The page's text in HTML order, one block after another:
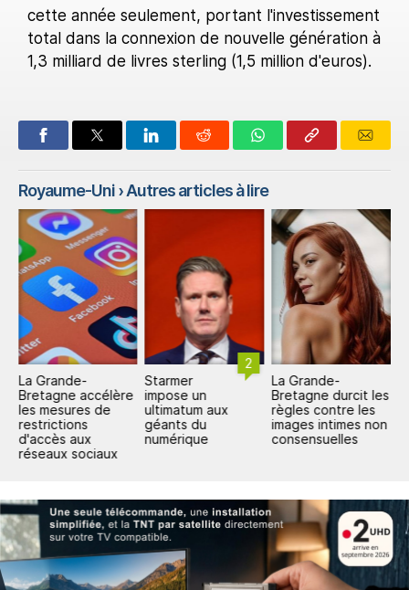
cette année seulement, portant l'investissement
total dans la connexion de nouvelle génération à
1,3 milliard de livres sterling (1,5 million d'euros).
Royaume-Uni› Autres articles à lire
La Grande-
Bretagne accélère
les mesures de
restrictions
d'accès aux
réseaux sociaux
2
Starmer
impose un
ultimatum aux
géants du
numérique
La Grande-
Bretagne durcit les
règles contre les
images intimes non
consensuelles